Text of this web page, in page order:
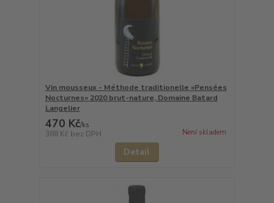
Vin mousseux - Méthode traditionelle «Pensées
Nocturnes» 2020 brut-nature, Domaine Batard
Langelier
470 Kč/ks
388 Kč bez DPH Není skladem
Detail